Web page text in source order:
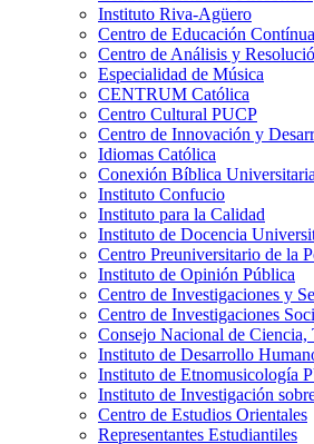
Instituto Riva-Agüero
Centro de Educación Contínua
Centro de Análisis y
Especialidad de Música
CENTRUM Católica
Centro Cultural PUCP
Centro de Innovación y
Idiomas Católica
Conexión Bíblica Universitaria
Instituto Confucio
Instituto para la Calidad
Instituto de Docencia
Centro Preuniversitario de la
Instituto de Opinión Pública
Centro de Investigaciones y
Centro de Investigaciones
Consejo Nacional de
Instituto de Desarrollo
Instituto de Etnomusicología
Instituto de Investigación
Centro de Estudios Orientales
Representantes Estudiantiles